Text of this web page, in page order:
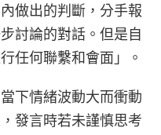
做出的判斷，分手報
討論的對話。但是自
任何聯繫和會面」。
下情緒波動大而衝動
發言時若未謹慎思考